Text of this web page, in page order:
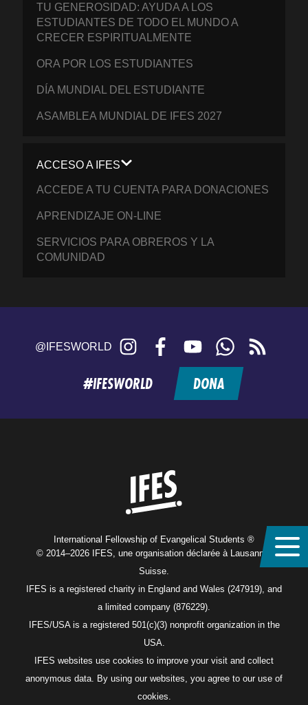
TU GENEROSIDAD: AYUDA A LOS
ESTUDIANTES DE TODO EL MUNDO A
CRECER ESPIRITUALMENTE
ORA POR LOS ESTUDIANTES
DÍA MUNDIAL DEL ESTUDIANTE
ASAMBLEA MUNDIAL DE IFES 2027
ACCESO A IFES
ACCEDE A TU CUENTA PARA DONACIONES
APRENDIZAJE ON-LINE
SERVICIOS PARA OBREROS Y LA
COMUNIDAD
@IFESWORLD Instagram FacebookYouTubeWhatsApp
feed
#IFESWORLD DONA
International Fellowship of Evangelical Students ®
© 2014–2026 IFES, une organisation déclarée à Lausanne,
Suisse.
IFES is a registered charity in England and Wales (247919), and
a limited company (876229).
IFES/USA is a registered 501(c)(3) nonprofit organization in the
USA.
IFES websites use cookies to improve your visit and collect
anonymous data. By using our websites, you agree to our use of
cookies.